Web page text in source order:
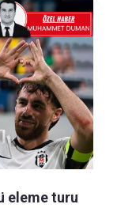
eleme turu